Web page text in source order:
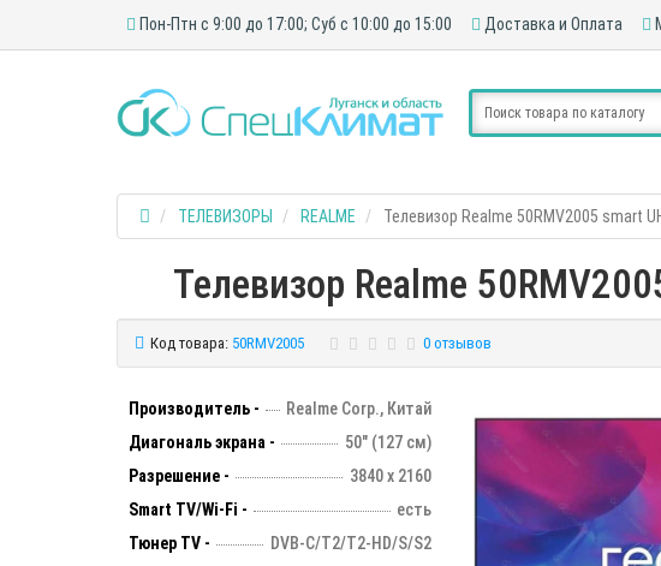
Пон-Птн с 9:00 до 17:00; Суб с 10:00 до 15:00 Доставка и Оплата
ТЕЛЕВИЗОРЫ REALME Телевизор Realme 50RMV2005 smart
Телевизор Realme
Код товара: 50RMV2005 0 отзывов
Производитель -
Realme Corp., Китай
Диагональ экрана -
50" (127 см)
Разрешение -
3840 х 2160
Smart TV/Wi-Fi -
есть
Тюнер TV -
DVB-C/T2/T2-HD/S/S2